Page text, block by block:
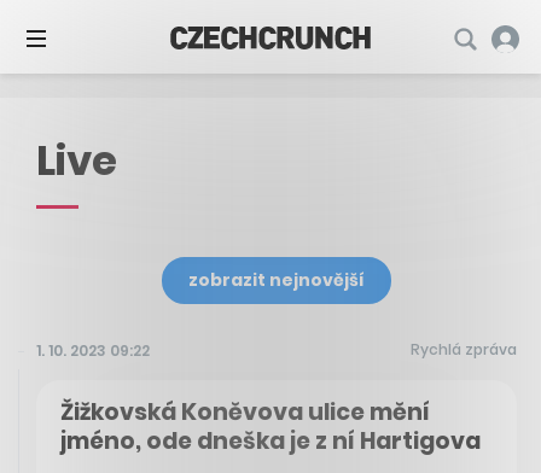
Live
zobrazit nejnovější
1. 10. 2023 09:22 Rychlá zpráva
Žižkovská Koněvova ulice mění
jméno, ode dneška je z ní Hartigova